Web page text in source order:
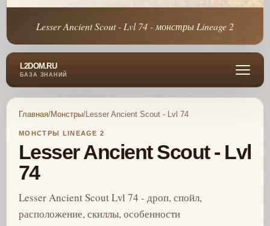
Lesser Ancient Scout - Lvl 74 - монстры Lineage 2
L2DOM.RU
БАЗА ЗНАНИЙ
Главная/Монстры/Lesser Ancient Scout - Lvl 74
МОНСТРЫ LINEAGE 2
Lesser Ancient Scout - Lvl
74
Lesser Ancient Scout Lvl 74 - дроп, спойл,
расположение, скиллы, особенности